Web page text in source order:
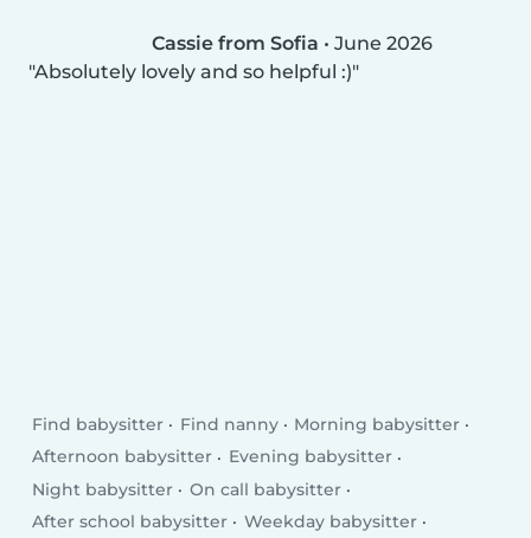
Cassie from Sofia • June 2026
Absolutely lovely and so helpful :)
Find babysitter Find nanny
Morning babysitter
Afternoon babysitter
Evening babysitter
Night babysitter
On call babysitter
After school babysitter
Weekday babysitter